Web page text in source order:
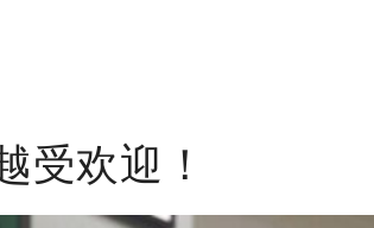
欢迎！